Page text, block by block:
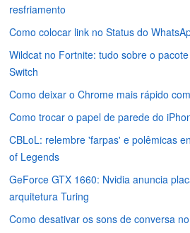
resfriamento
Como colocar link no Status do
Wildcat no Fortnite: tudo sobre o
Switch
Como deixar o Chrome mais rápido
Como trocar o papel de parede do
CBLoL: relembre 'farpas' e polêmicas
of Legends
GeForce GTX 1660: Nvidia anuncia
arquitetura Turing
Como desativar os sons de conversa